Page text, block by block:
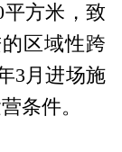
平方米，致
区域性跨
3月进场施
条件。